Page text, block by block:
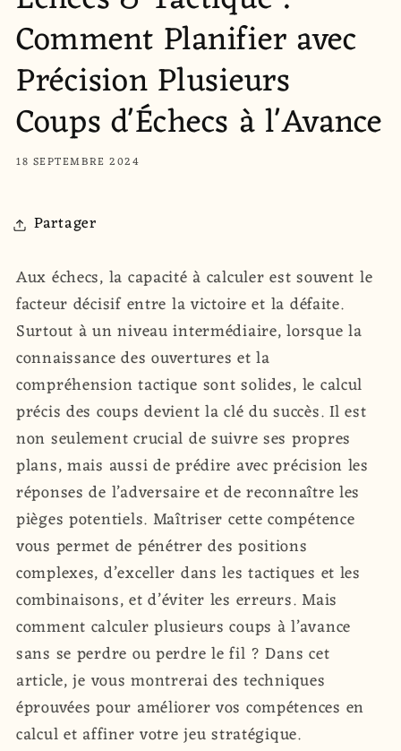
Comment Planifier avec
Précision Plusieurs
Coups d'Échecs à l'Avance
18 SEPTEMBRE 2024
Partager
Aux échecs, la capacité à calculer est souvent le
facteur décisif entre la victoire et la défaite.
Surtout à un niveau intermédiaire, lorsque la
connaissance des ouvertures et la
compréhension tactique sont solides, le calcul
précis des coups devient la clé du succès. Il est
non seulement crucial de suivre ses propres
plans, mais aussi de prédire avec précision les
réponses de l’adversaire et de reconnaître les
pièges potentiels. Maîtriser cette compétence
vous permet de pénétrer des positions
complexes, d’exceller dans les tactiques et les
combinaisons, et d’éviter les erreurs. Mais
comment calculer plusieurs coups à l’avance
sans se perdre ou perdre le fil ? Dans cet
article, je vous montrerai des techniques
éprouvées pour améliorer vos compétences en
calcul et affiner votre jeu stratégique.